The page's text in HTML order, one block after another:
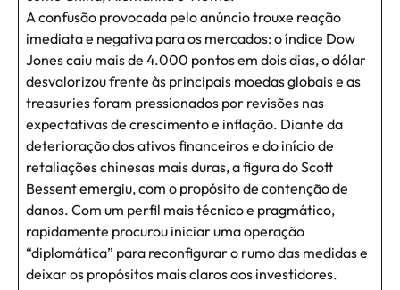
A confusão provocada pelo anúncio trouxe reação
imediata e negativa para os mercados: o índice Dow
Jones caiu mais de 4.000 pontos em dois dias, o dólar
desvalorizou frente às principais moedas globais e as
treasuries foram pressionados por revisões nas
expectativas de crescimento e inflação. Diante da
deterioração dos ativos financeiros e do início de
retaliações chinesas mais duras, a figura do Scott
Bessent emergiu, com o propósito de contenção de
danos. Com um perfil mais técnico e pragmático,
rapidamente procurou iniciar uma operação
“diplomática” para reconfigurar o rumo das medidas e
deixar os propósitos mais claros aos investidores.